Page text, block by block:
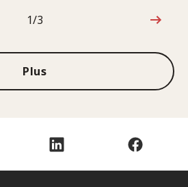
1sur3
1/3
Plus